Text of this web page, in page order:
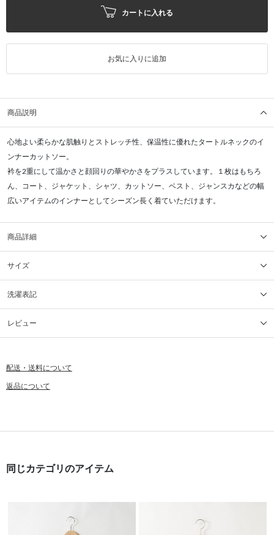
カートに入れる
お気に入りに追加
商品説明
心地よい柔らかな肌触りとストレッチ性、保温性に優れたタートルネックのイ
ンナーカットソー。
衿を2重にして温かさと顔回りの華やかさをプラスしています。１枚はもちろ
ん、コート、ジャケット、シャツ、カットソー、ベスト、ジャンスカなどの幅
広いアイテムのインナーとしてシーズン長く着ていただけます。
商品詳細
サイズ
洗濯表記
レビュー
配送・送料について
返品について
同じカテゴリのアイテム